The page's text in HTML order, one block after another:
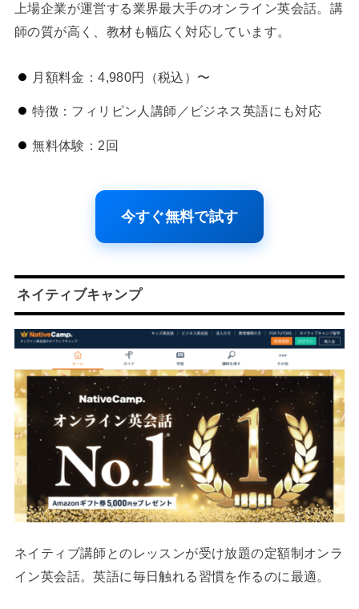
上場企業が運営する業界最大手のオンライン英会話。講
師の質が高く、教材も幅広く対応しています。
月額料金：4,980円（税込）〜
特徴：フィリピン人講師／ビジネス英語にも対応
無料体験：2回
今すぐ無料で試す
ネイティブキャンプ
ネイティブ講師とのレッスンが受け放題の定額制オンラ
イン英会話。英語に毎日触れる習慣を作るのに最適。